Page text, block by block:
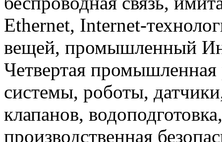
Ethernet, Internet-
вещей, промышленный
Четвертая
системы, роботы,
клапанов,
производственная